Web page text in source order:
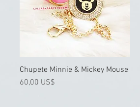
Vista rápida
Chupete Minnie & Mickey Mouse
Precio
60,00 US$